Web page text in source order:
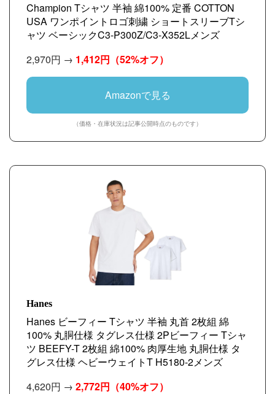
Champion Tシャツ 半袖 綿100% 定番 COTTON
USA ワンポイントロゴ刺繍 ショートスリーブTシ
ャツ ベーシックC3-P300Z/C3-X352Lメンズ
2,970円 → 1,412円 （52%オフ）
Amazonで見る
（価格・在庫状況は記事公開時点のものです）
Hanes
Hanes ビーフィー Tシャツ 半袖 丸首 2枚組 綿
100% 丸胴仕様 タグレス仕様 2Pビーフィー Tシャ
ツ BEEFY-T 2枚組 綿100% 肉厚生地 丸胴仕様 タ
グレス仕様 ヘビーウェイトT H5180-2メンズ
4,620円 → 2,772円 （40%オフ）